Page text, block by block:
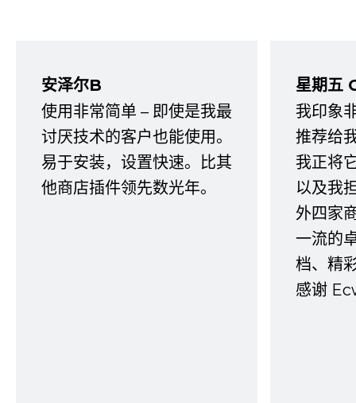
安泽尔B
使用非常简单 – 即使是我最
讨厌技术的客户也能使用。
易于安装，设置快速。比其
他商店插件领先数光年。
星期五
我印象
推荐给
我正将
以及我
外四家
一流的
档、精
感谢